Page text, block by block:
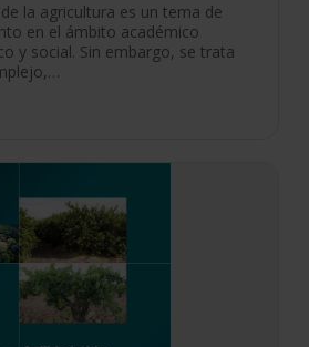
la agricultura es un tema de
en el ámbito académico
y social. Sin embargo, se trata